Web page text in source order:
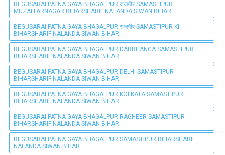
BEGUSARAI PATNA GAYA BHAGALPUR राजगीर SAMASTIPUR
MUZAFFARNAGAR BIHARSHARIF NALANDA SIWAN BIHAR
BEGUSARAI PATNA GAYA BHAGALPUR राजगीर SAMASTIPUR KI
BIHARSHARIF NALANDA SIWAN BIHAR
BEGUSARAI PATNA GAYA BHAGALPUR DARBHANGA SAMASTIPUR
BIHARSHARIF NALANDA SIWAN BIHAR
BEGUSARAI PATNA GAYA BHAGALPUR DELHI SAMASTIPUR
BIHARSHARIF NALANDA SIWAN BIHAR
BEGUSARAI PATNA GAYA BHAGALPUR KOLKATA SAMASTIPUR
BIHARSHARIF NALANDA SIWAN BIHAR
BEGUSARAI PATNA GAYA BHAGALPUR RAGHEER SAMASTIPUR
BIHARSHARIF NALANDA SIWAN BIHAR
BEGUSARAI PATNA GAYA BHAGALPUR SAMASTIPUR BIHARSHARIF
NALANDA SIWAN BIHAR